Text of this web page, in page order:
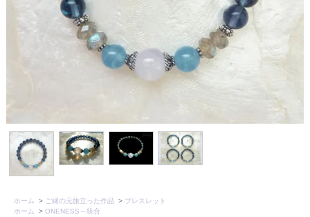
ホーム > ご縁の元旅立った作品 > ブレスレット
ホーム
> ONENESS～統合